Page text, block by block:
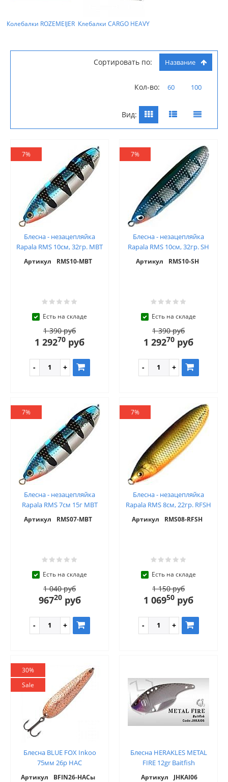
Колебалки ROZEMEIJER Клебалки CARGO HEAVY
Сортировать по: Название
Кол-во: 60 100
Вид:
7%
Блесна - незацепляйка
Rapala RMS 10см, 32гр. MBT
Артикул RMS10-MBT
Есть на складе
1 390 руб
1 29270 руб
7%
Блесна - незацепляйка
Rapala RMS 10см, 32гр. SH
Артикул RMS10-SH
Есть на складе
1 390 руб
1 29270 руб
7%
Блесна - незацепляйка
Rapala RMS 7см 15г MBT
Артикул RMS07-MBT
Есть на складе
1 040 руб
96720руб
7%
Блесна - незацепляйка
Rapala RMS 8см, 22гр. RFSH
Артикул RMS08-RFSH
Есть на складе
1 150 руб
1 06950 руб
30%
Sale
Блесна BLUE FOX Inkoo
75мм 26р HAC
Артикул BFIN26-HACы
Блесна HERAKLES METAL
FIRE 12gr Baitfish
Артикул JHKAI06